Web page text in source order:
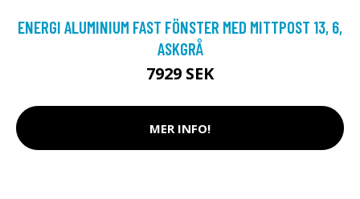
ENERGI ALUMINIUM FAST FÖNSTER MED MITTPOST 13, 6,
ASKGRÅ
7929 SEK
MER INFO!